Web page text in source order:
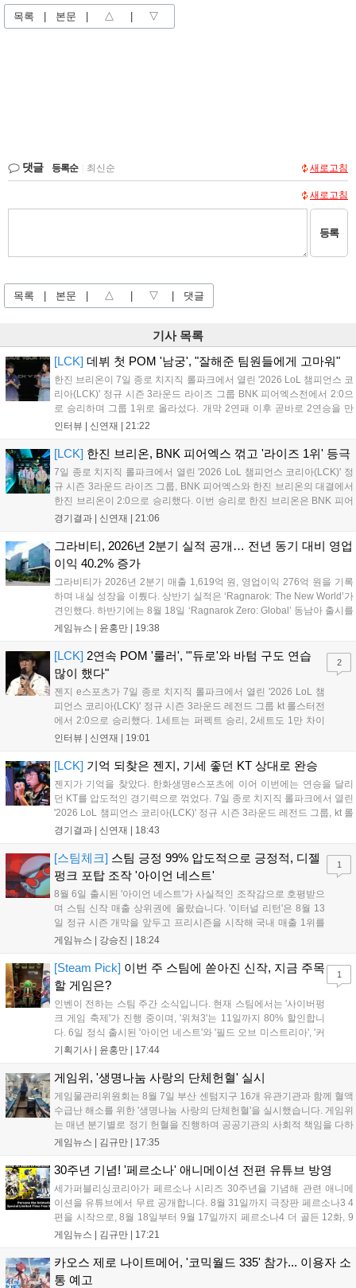
목록 본문 △ ▽
댓글 등록순 최신순 새로고침
새로고침
등록
목록 본문 △ ▽ 댓글
기사 목록
[LCK] 데뷔 첫 POM '남궁', "잘해준 팀원들에게 고마워"
한진 브리온이 7일 종로 치지직 롤파크에서 열린 '2026 LoL 챔피언스 코
리아(LCK)' 정규 시즌 3라운드 라이즈 그룹 BNK 피어엑스전에서 2:0으
로 승리하며 그룹 1위로 올라섰다. 개막 2연패 이후 곧바로 2연승을 만
들어내면서 이어질 4라운드에 대한 기대감을 올렸다. 다음은 이날 데뷔
인터뷰 | 신연재 21:22
[LCK] 한진 브리온, BNK 피어엑스 꺾고 '라이즈 1위' 등극
7일 종로 치지직 롤파크에서 열린 '2026 LoL 챔피언스 코리아(LCK)' 정
규 시즌 3라운드 라이즈 그룹, BNK 피어엑스와 한진 브리온의 대결에서
한진 브리온이 2:0으로 승리했다. 이번 승리로 한진 브리온은 BNK 피어
엑스를 제치고 라이즈 그룹 1위로 올라섰다. 1세트, 한진 브리온이 '로머'
경기결과 | 신연재 21:06
그라비티, 2026년 2분기 실적 공개… 전년 동기 대비 영업
이익 40.2% 증가
그라비티가 2026년 2분기 매출 1,619억 원, 영업이익 276억 원을 기록
하며 내실 성장을 이뤘다. 상반기 실적은 ‘Ragnarok: The New World’가
견인했다. 하반기에는 8월 18일 ‘Ragnarok Zero: Global’ 동남아 출시를
시작으로 9월 3일 ‘달려라 헤베레케 EX’, 9월 22일 ‘갈바테인’ 등 다양한
이’ 출시가 예정돼 있으며, 2027년에는 ‘Ragnarok 3’ 등 대작을 글로벌
출시할 계획이다. 그라비티는 조인트벤처 설립과 라그나로크 에코 시스
템 구축을 통해 신성장 동력을 확보할 방침이다....
게임뉴스 | 윤홍만 19:38
[LCK] 2연속 POM '룰러', "'듀로'와 바텀 구도 연습
많이 했다"
젠지 e스포츠가 7일 종로 치지직 롤파크에서 열린 '2026 LoL 챔
피언스 코리아(LCK)' 정규 시즌 3라운드 레전드 그룹 kt 롤스터전
에서 2:0으로 승리했다. 1세트는 퍼펙트 승리, 2세트도 1만 차이
를 벌리며 25분 만에 승리하면서 말 그대로 압도적인 경기력을 선
하며 POM에 선정됐...
인터뷰 | 신연재 19:01
2
[LCK] 기억 되찾은 젠지, 기세 좋던 KT 상대로 완승
젠지가 기억을 찾았다. 한화생명e스포츠에 이어 이번에는 연승을 달리
던 KT를 압도적인 경기력으로 꺾었다. 7일 종로 치지직 롤파크에서 열린
'2026 LoL 챔피언스 코리아(LCK)' 정규 시즌 3라운드 레전드 그룹, kt 롤
스터와 젠지 e스포츠의 대결에서 젠지가 압승을 거뒀다. 개막주까지만
경기결과 | 신연재 18:43
[스팀체크] 스팀 긍정 99% 압도적으로 긍정적, 디젤
펑크 포탑 조작 '아이언 네스트'
8월 6일 출시된 '아이언 네스트'가 사실적인 조작감으로 호평받으
며 스팀 신작 매출 상위권에 올랐습니다. '이터널 리턴'은 8월 13
일 정규 시즌 개막을 앞두고 프리시즌을 시작해 국내 매출 1위를
기록했습니다. 25주년을 맞은 '고스트 리콘' 시리즈는 8월 6일 쇼
'마블 투혼: 파이팅 소울즈'와 레트로 수리 시뮬레이션 '리스토
리'도 스팀에 정식 출시되었습니다....
게임뉴스 | 강승진 18:24
1
[Steam Pick] 이번 주 스팀에 쏟아진 신작, 지금 주목
할 게임은?
인벤이 전하는 스팀 주간 소식입니다. 현재 스팀에서는 '사이버펑
크 게임 축제'가 진행 중이며, '위쳐3'는 11일까지 80% 할인합니
다. 6일 정식 출시된 '아이언 네스트'와 '필드 오브 미스트리아', '커
세어 코브'가 호평받고 있습니다. 한편, 7일 출시된 '마블 투혼'은
다. 유비소프트의 '고스트리콘: 와일드랜드'는 7년 만의 대규모 업
데이트 '라스트 라이츠'와 함께 95% 할인 중입니다....
기획기사 | 윤홍만 17:44
1
게임위, '생명나눔 사랑의 단체헌혈' 실시
게임물관리위원회는 8월 7일 부산 센텀지구 16개 유관기관과 함께 혈액
수급난 해소를 위한 '생명나눔 사랑의 단체헌혈'을 실시했습니다. 게임위
는 매년 분기별로 정기 헌혈을 진행하며 공공기관의 사회적 책임을 다하
고 있으며, 이번 행사에는 영화진흥위원회 등 14개 기관 임직원이 동참
따뜻한 실천에 참여한 모든 임직원에게 감사의 뜻을 전하며 헌혈 문화
확산에 앞장섰습니다....
게임뉴스 | 김규만 17:35
30주년 기념! '페르소나' 애니메이션 전편 유튜브 방영
세가퍼블리싱코리아가 페르소나 시리즈 30주년을 기념해 관련 애니메
이션을 유튜브에서 무료 공개합니다. 8월 31일까지 극장판 페르소나3 4
편을 시작으로, 8월 18일부터 9월 17일까지 페르소나4 더 골든 12화, 9
월 15일부터 10월 14일까지 페르소나5 시리즈가 순차 공개됩니다. 또한
영상 및 대형 전광판에 소개될 예정입니다....
게임뉴스 | 김규만 17:21
카오스 제로 나이트메어, '코믹월드 335' 참가... 이용자 소
통 예고